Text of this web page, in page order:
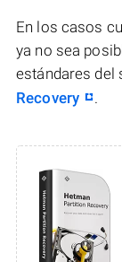
En los casos
ya no sea
estándares del
Recovery
.